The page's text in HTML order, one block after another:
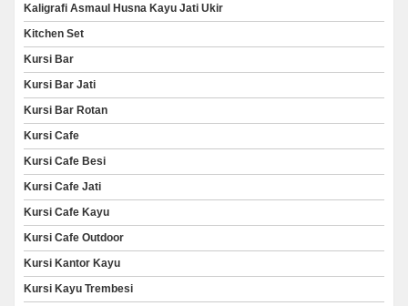
Kaligrafi Asmaul Husna Kayu Jati Ukir
Kitchen Set
Kursi Bar
Kursi Bar Jati
Kursi Bar Rotan
Kursi Cafe
Kursi Cafe Besi
Kursi Cafe Jati
Kursi Cafe Kayu
Kursi Cafe Outdoor
Kursi Kantor Kayu
Kursi Kayu Trembesi